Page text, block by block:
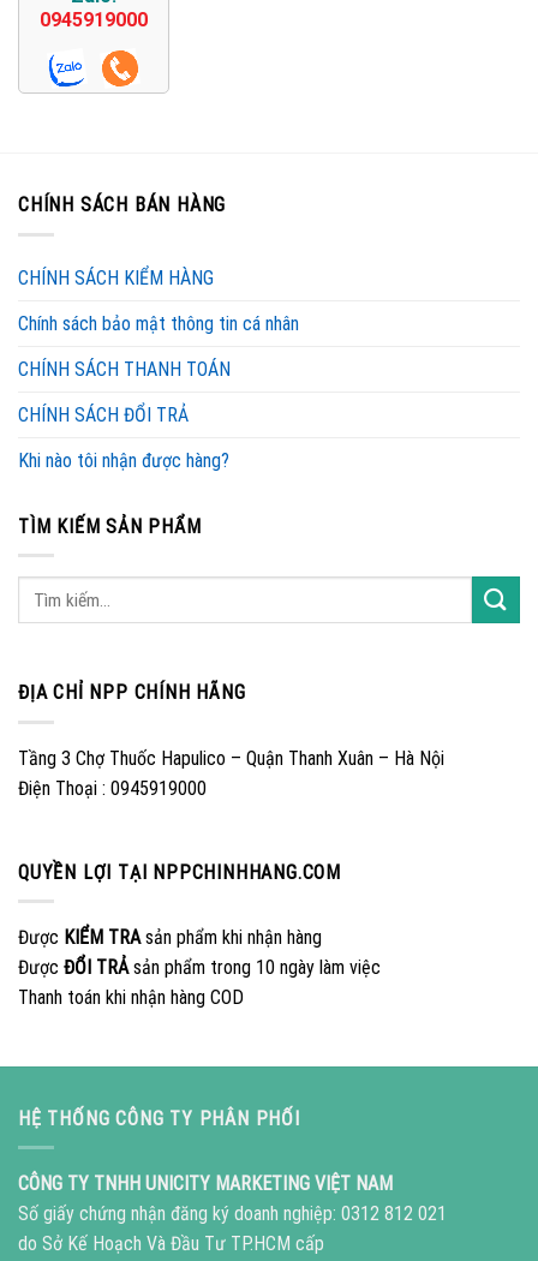
0945919000
CHÍNH SÁCH BÁN HÀNG
CHÍNH SÁCH KIỂM HÀNG
Chính sách bảo mật thông tin cá nhân
CHÍNH SÁCH THANH TOÁN
CHÍNH SÁCH ĐỔI TRẢ
Khi nào tôi nhận được hàng?
TÌM KIẾM SẢN PHẨM
ĐỊA CHỈ NPP CHÍNH HÃNG
Tầng 3 Chợ Thuốc Hapulico – Quận Thanh Xuân – Hà Nội
Điện Thoại : 0945919000
QUYỀN LỢI TẠI NPPCHINHHANG.COM
Được KIỂM TRAsản phẩm khi nhận hàng
Được ĐỔI TRẢsản phẩm trong 10 ngày làm việc
Thanh toán khi nhận hàng COD
HỆ THỐNG CÔNG TY PHÂN PHỐI
CÔNG TY TNHH UNICITY MARKETING VIỆT NAM
Số giấy chứng nhận đăng ký doanh nghiệp: 0312 812 021
do Sở Kế Hoạch Và Đầu Tư TP.HCM cấp